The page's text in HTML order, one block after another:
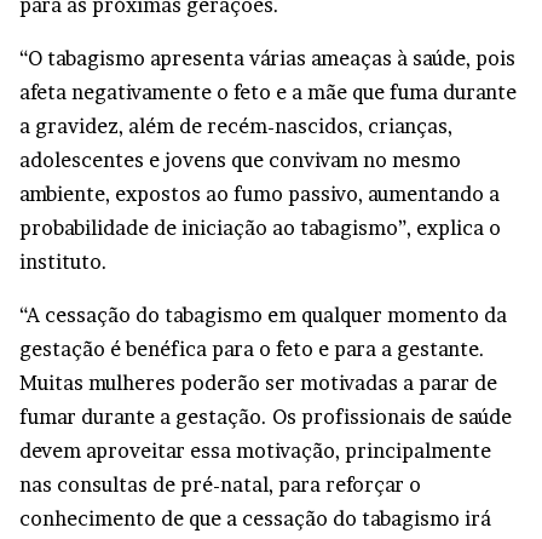
para as próximas gerações.
“O tabagismo apresenta várias ameaças à saúde, pois
afeta negativamente o feto e a mãe que fuma durante
a gravidez, além de recém-nascidos, crianças,
adolescentes e jovens que convivam no mesmo
ambiente, expostos ao fumo passivo, aumentando a
probabilidade de iniciação ao tabagismo”, explica o
instituto.
“A cessação do tabagismo em qualquer momento da
gestação é benéfica para o feto e para a gestante.
Muitas mulheres poderão ser motivadas a parar de
fumar durante a gestação. Os profissionais de saúde
devem aproveitar essa motivação, principalmente
nas consultas de pré-natal, para reforçar o
conhecimento de que a cessação do tabagismo irá